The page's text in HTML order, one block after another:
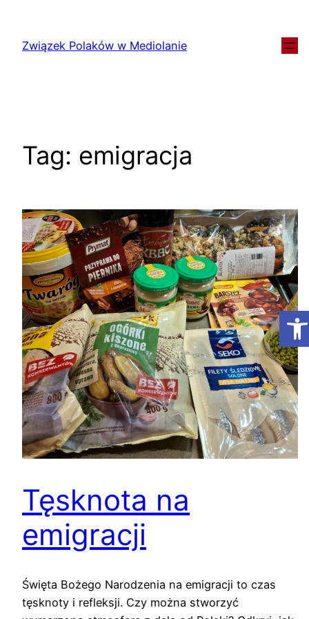
Związek Polaków w Mediolanie
Tag: emigracja
Tęsknota na
emigracji
Święta Bożego Narodzenia na emigracji to czas
tęsknoty i refleksji. Czy można stworzyć